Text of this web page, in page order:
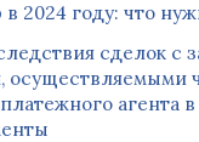
2024 году: что
сделок с
осуществляемыми
агента в